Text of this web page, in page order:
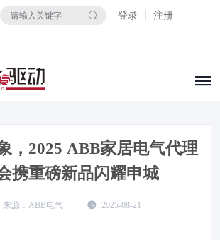
登录 丨 注册
，2025 ABB家居电气代理
携重磅新品闪耀申城
ABB电气 2025-08-21